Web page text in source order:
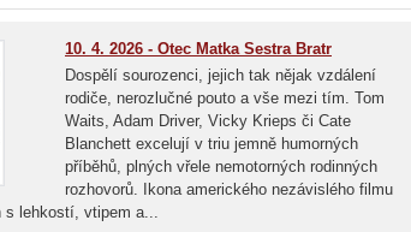
10. 4. 2026 - Otec Matka Sestra Bratr
Dospělí sourozenci, jejich tak nějak vzdálení
rodiče, nerozlučné pouto a vše mezi tím. Tom
Waits, Adam Driver, Vicky Krieps či Cate
Blanchett excelují v triu jemně humorných
příběhů, plných vřele nemotorných rodinných
rozhovorů. Ikona amerického nezávislého filmu
s lehkostí, vtipem a...